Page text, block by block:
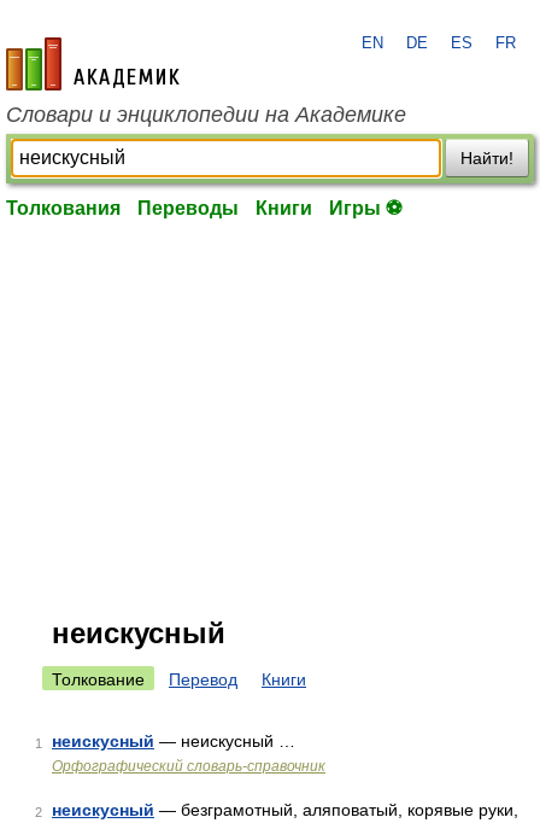
academic.ru
EN DE ES FR
Словари и энциклопедии на Академике
Найти!
Толкования Переводы Книги Игры ⚽
неискусный
Толкование Перевод Книги
1 неискусный — неискусный …
Орфографический словарь-справочник
2 неискусный — безграмотный, аляповатый, корявые руки,